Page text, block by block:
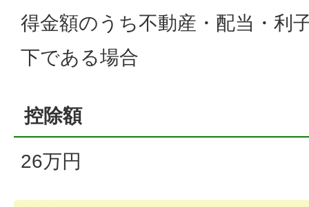
得金額のうち不動産・配当・利
下である場合
控除額
26万円